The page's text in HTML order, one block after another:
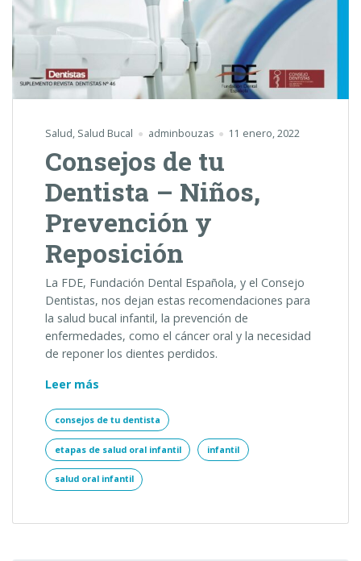
Salud, Salud Bucal adminbouzas 11 enero, 2022
Consejos de tu
Dentista – Niños,
Prevención y
Reposición
La FDE, Fundación Dental Española, y el Consejo
Dentistas, nos dejan estas recomendaciones para
la salud bucal infantil, la prevención de
enfermedades, como el cáncer oral y la necesidad
de reponer los dientes perdidos.
Leer más
tu
Dentista
–
Niños,
Prevención
Reposición
consejos de tu dentista
etapas de salud oral infantil infantil
salud oral infantil